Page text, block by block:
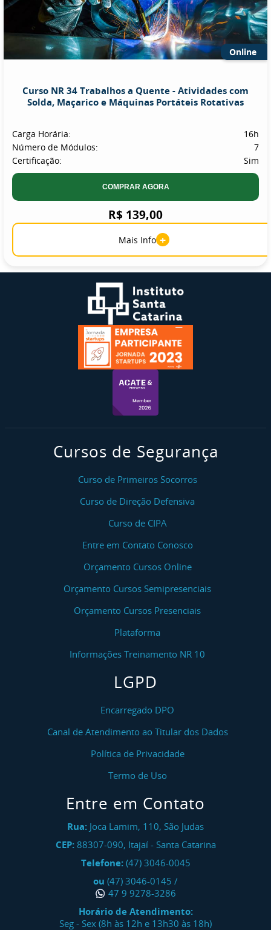
Online
Curso NR 34 Trabalhos a Quente - Atividades com
Solda, Maçarico e Máquinas Portáteis Rotativas
Carga Horária:
16h
Número de Módulos:
7
Certificação:
Sim
COMPRAR AGORA
R$ 139,00
Mais Info +
Cursos de Segurança
Curso de Primeiros Socorros
Curso de Direção Defensiva
Curso de CIPA
Entre em Contato Conosco
Orçamento Cursos Online
Orçamento Cursos Semipresenciais
Orçamento Cursos Presenciais
Plataforma
Informações Treinamento NR 10
LGPD
Encarregado DPO
Canal de Atendimento ao Titular dos Dados
Política de Privacidade
Termo de Uso
Entre em Contato
Rua: Joca Lamim, 110, São Judas
CEP: 88307-090, Itajaí- Santa Catarina
Telefone: (47) 3046-0045
ou (47) 3046-0145 /
47 9 9278-3286
Horário de Atendimento:
Seg - Sex (8h às 12h e 13h30 às 18h)